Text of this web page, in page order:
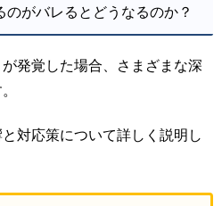
のがバレるとどうなるのか？
発覚した場合、さまざまな深
対応策について詳しく説明し